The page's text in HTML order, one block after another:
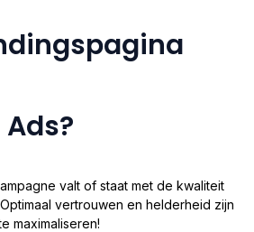
valt of staat met de kwaliteit
vertrouwen en helderheid zijn
maximaliseren!